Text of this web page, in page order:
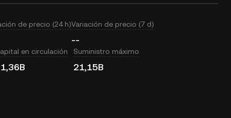
de precio (24 h)Variación de precio (7 d)
--
en circulación Suministro máximo
21,15B